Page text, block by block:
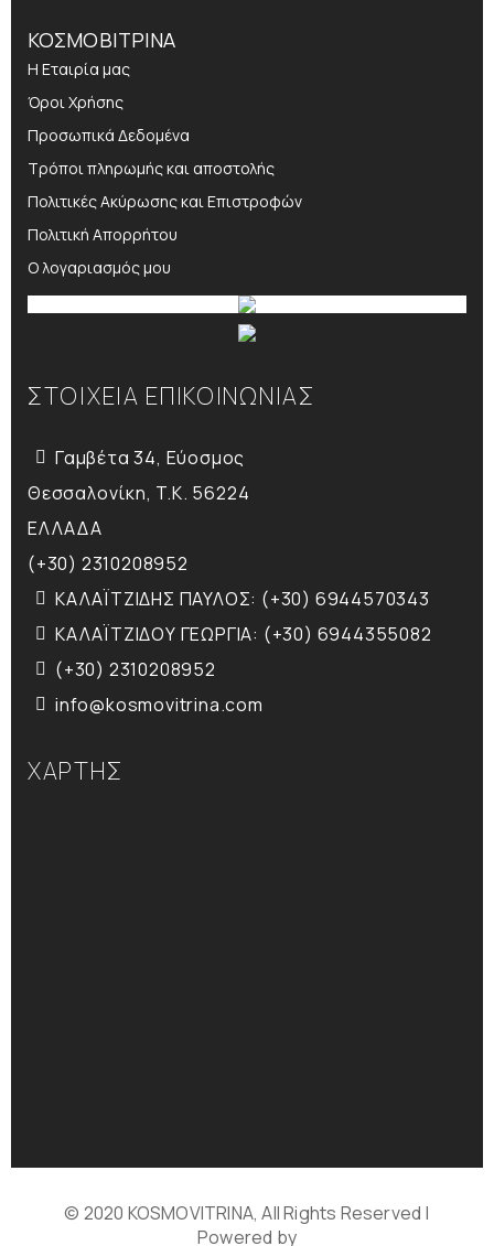
ΚΟΣΜΟΒΙΤΡΙΝΑ
Η Εταιρία μας
Όροι Χρήσης
Προσωπικά Δεδομένα
Τρόποι πληρωμής και αποστολής
Πολιτικές Ακύρωσης και Επιστροφών
Πολιτική Απορρήτου
Ο λογαριασμός μου
ΣΤΟΙΧΕΙΑ ΕΠΙΚΟΙΝΩΝΙΑΣ
Γαμβέτα 34, Εύοσμος
Θεσσαλονίκη, T.K. 56224
ΕΛΛΑΔΑ
(+30) 2310208952
ΚΑΛΑΪΤΖΙΔΗΣ ΠΑΥΛΟΣ: (+30) 6944570343
ΚΑΛΑΪΤΖΙΔΟΥ ΓΕΩΡΓΙΑ: (+30) 6944355082
(+30) 2310208952
info@kosmovitrina.com
ΧΑΡΤΗΣ
© 2020 KOSMOVITRINA, All Rights Reserved |
Powered by